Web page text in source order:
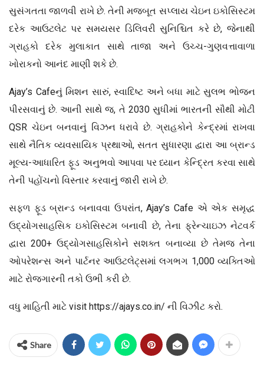
સુસંગતતા જાળવી રાખે છે. તેની મજબૂત સપ્લાય ચેઇન ઇકોસિસ્ટમ
દરેક આઉટલેટ પર સમયસર ડિલિવરી સુનિશ્ચિત કરે છે, જેનાથી
ગ્રાહકો દરેક મુલાકાત સાથે તાજા અને ઉચ્ચ-ગુણવત્તાવાળા
ખોરાકનો આનંદ માણી શકે છે.
Ajay’s Cafeનું મિશન સારું, સ્વાદિષ્ટ અને બધા માટે સુલભ ભોજન
પીરસવાનું છે. આની સાથે જ, તે 2030 સુધીમાં ભારતની સૌથી મોટી
QSR ચેઇન બનવાનું વિઝન ધરાવે છે. ગ્રાહકોને કેન્દ્રમાં રાખવા
સાથે નૈતિક વ્યવસાયિક પ્રથાઓ, સતત સુધારણા દ્વારા આ બ્રાન્ડ
મૂલ્ય-આધારિત ફૂડ અનુભવો આપવા પર ધ્યાન કેન્દ્રિત કરવા સાથે
તેની પહોંચનો વિસ્તાર કરવાનું જારી રાખે છે.
સફળ ફૂડ બ્રાન્ડ બનાવવા ઉપરાંત, Ajay’s Cafe એ એક સમૃદ્ધ
ઉદ્યોગસાહસિક ઇકોસિસ્ટમ બનાવી છે, તેના ફ્રેન્ચાઇઝ નેટવર્ક
દ્વારા 200+ ઉદ્યોગસાહસિકોને સશક્ત બનાવ્યા છે તેમજ તેના
ઓપરેશન્સ અને પાર્ટનર આઉટલેટ્સમાં લગભગ 1,000 વ્યક્તિઓ
માટે રોજગારની તકો ઉભી કરી છે.
વધુ માહિતી માટે visit https://ajays.co.in/ ની વિઝીટ કરો.
Share